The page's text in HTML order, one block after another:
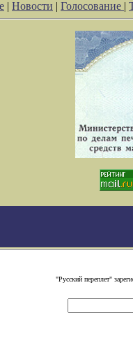
| Новости | Голосование |
"Русский переплет"